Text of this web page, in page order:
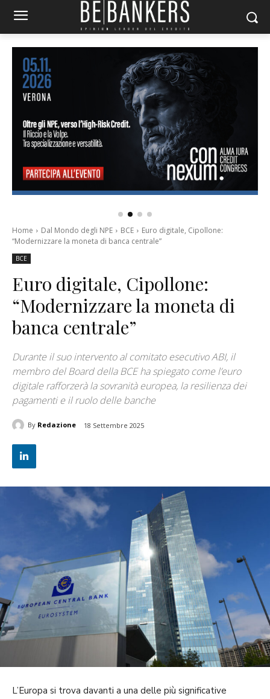
Home Dal Mondo degli NPE BCE
Euro digitale, Cipollone:
“Modernizzare la moneta di banca centrale”
BCE
Euro digitale, Cipollone:
“Modernizzare la moneta di
banca centrale”
Durante il suo intervento al comitato esecutivo ABI, il
membro del Board della BCE ha spiegato come l’euro
digitale rafforzerà la sovranità europea, la resilienza dei
pagamenti e il ruolo delle banche
By Redazione 18 Settembre 2025
L’Europa si trova davanti a una delle più significative